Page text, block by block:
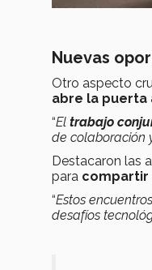
Nuevas
Otro aspecto
abre la puerta
“El trabajo
de colaboración
Destacaron las
para compartir
“Estos
desafíos